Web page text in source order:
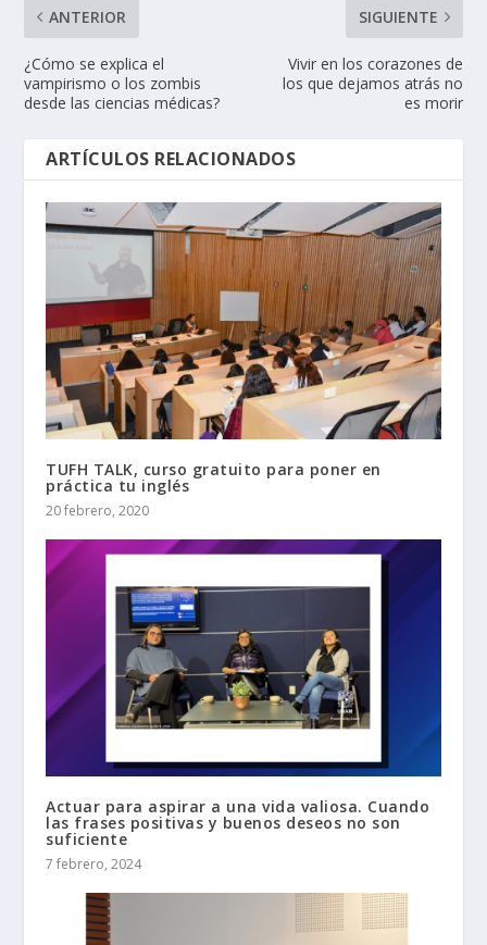
ANTERIOR
¿Cómo se explica el
vampirismo o los zombis
desde las ciencias médicas?
SIGUIENTE
Vivir en los corazones de
los que dejamos atrás no
es morir
ARTÍCULOS RELACIONADOS
TUFH TALK, curso gratuito para poner en
práctica tu inglés
20 febrero, 2020
Actuar para aspirar a una vida valiosa. Cuando
las frases positivas y buenos deseos no son
suficiente
7 febrero, 2024